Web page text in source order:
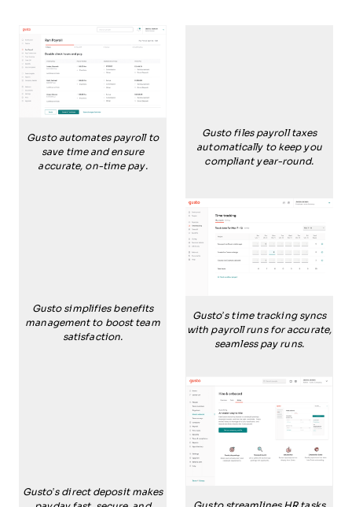
Gusto automates payroll to
save time and ensure
accurate, on-time pay.
Gusto files payroll taxes
automatically to keep you
compliant year-round.
Gusto simplifies benefits
management to boost team
satisfaction.
Gusto’s time tracking syncs
with payroll runs for accurate,
seamless pay runs.
Gusto’s direct deposit makes